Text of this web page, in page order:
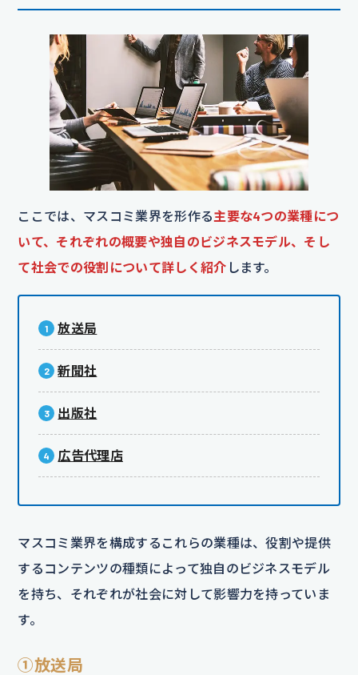
ここでは、マスコミ業界を形作る主要な4つの業種につ
いて、それぞれの概要や独自のビジネスモデル、そし
て社会での役割について詳しく紹介 します。
放送局
新聞社
出版社
広告代理店
マスコミ業界を構成するこれらの業種は、役割や提供
するコンテンツの種類によって独自のビジネスモデル
を持ち、それぞれが社会に対して影響力を持っていま
す。
①放送局